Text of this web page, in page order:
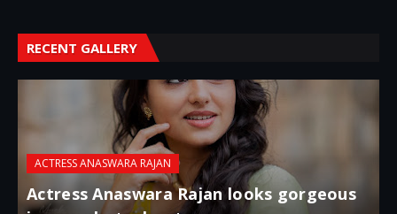
RECENT GALLERY
ACTRESS ANASWARA RAJAN
Actress Anaswara Rajan looks gorgeous